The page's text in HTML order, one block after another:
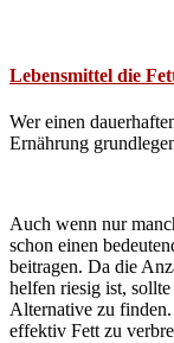
Lebensmittel die
Wer einen
Ernährung
Auch wenn nur
schon einen
beitragen. Da die
helfen riesig ist,
Alternative zu
effektiv Fett zu